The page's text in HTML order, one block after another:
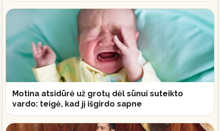
Motina atsidūrė už grotų dėl sūnui suteikto
vardo: teigė, kad jį išgirdo sapne